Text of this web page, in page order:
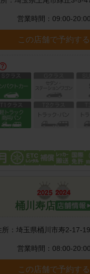
営業時間： 09:00-20:00
この店舗で予約する
桶川寿店
所： 埼玉県桶川市寿2-17-19
営業時間： 08:00-20:00
この店舗で予約する